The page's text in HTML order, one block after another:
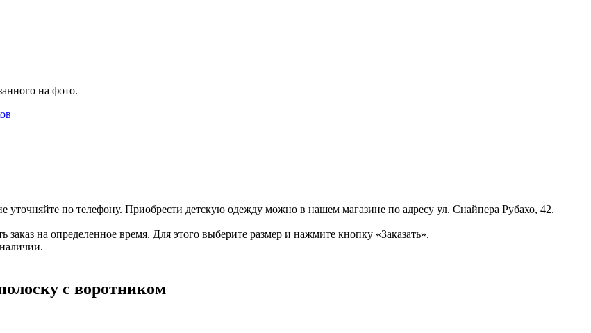
на фото.
уточняйте по телефону. Приобрести детскую одежду можно в нашем магазине по адресу ул. Снайпера Рубахо, 42.
на определенное время. Для этого выберите размер и нажмите кнопку «Заказать».
с воротником